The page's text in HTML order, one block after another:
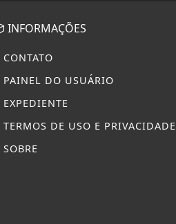
INFORMAÇÕES
CONTATO
PAINEL DO USUÁRIO
EXPEDIENTE
TERMOS DE USO E PRIVACIDADE
SOBRE